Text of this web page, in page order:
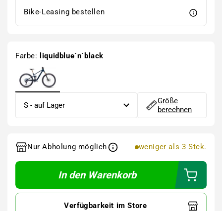
Bike-Leasing bestellen
Farbe: liquidblue´n´black
Größe
berechnen
Nur Abholung möglich weniger als 3 Stck.
In den Warenkorb
Verfügbarkeit im Store